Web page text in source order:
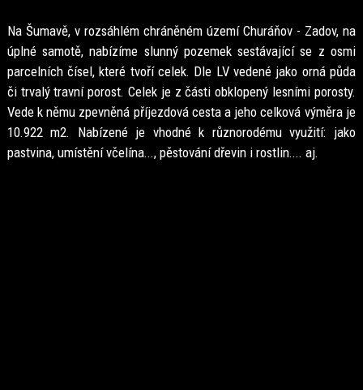
Na Šumavě, v rozsáhlém chráněném území Churáňov - Zadov, na
úplné samotě, nabízíme slunný pozemek sestávající se z osmi
parcelních čísel, které tvoří celek. Dle LV vedené jako orná půda
či trvalý travní porost. Celek je z části obklopený lesními porosty.
Vede k němu zpevněná příjezdová cesta a jeho celková výměra je
10.922 m2. Nabízené je vhodné k různorodému využití: jako
pastvina, umístění včelína..., pěstování dřevin i rostlin.... aj.